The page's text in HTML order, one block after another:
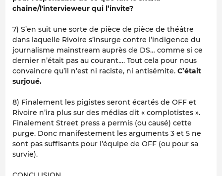
chaine/l'intervieweur qui l’invite?
7) S’en suit une sorte de pièce de pièce de théâtre
dans laquelle Rivoire s’insurge contre l’indigence du
journalisme mainstream auprès de DS… comme si ce
dernier n’était pas au courant…. Tout cela pour nous
convaincre qu’il n’est ni raciste, ni antisémite. C’était
surjoué.
8) Finalement les pigistes seront écartés de OFF et
Rivoire n’ira plus sur des médias dit « complotistes ».
Finalement Street press a permis (ou causé) cette
purge. Donc manifestement les arguments 3 et 5 ne
sont pas suffisants pour l’équipe de OFF (ou pour sa
survie).